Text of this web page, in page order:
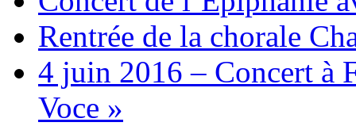
Rentrée de la chorale
4 juin 2016 – Concert à
Voce »